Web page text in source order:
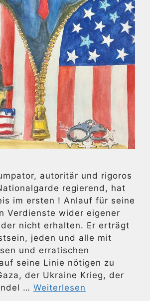
autoritär und rigoros
regierend, hat
im ersten ! Anlauf für seine
Verdienste wider eigener
nicht erhalten. Er erträgt
jeden und alle mit
und erratischen
seine Linie nötigen zu
der Ukraine Krieg, der
… Weiterlesen